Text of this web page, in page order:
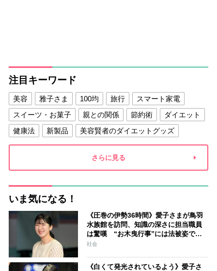
注目キーワード
美容 雅子さま 100均 旅行
スマート家電
スイーツ・お菓子
親との関係 節約術
ダイエット
健康法
新製品
美容賢者のダイエットグッズ
夫との関係
新津春子 どか食い
さらに見る
いま気になる！
《圧巻の伊勢36時間》愛子さまが鳥羽
水族館を訪問、知識の深さに担当職員
は驚嘆 “お木曳行事”には法被姿で参
加「市民に交じって一生懸命引いてお
社会
《白くて発光されているよう》愛子さ